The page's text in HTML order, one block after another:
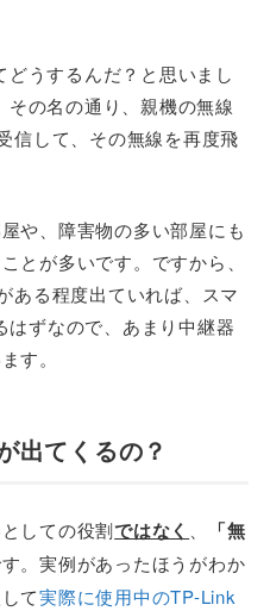
うするんだ？と思いまし
の名の通り、親機の無線
信して、その無線を再度飛
や、障害物の多い部屋にも
とが多いです。ですから、
ある程度出ていれば、スマ
ずなので、あまり中継器
す。
出てくるの？
しての役割ではなく
「無
。実例があったほうがわか
て実際に使用中のTP-Link